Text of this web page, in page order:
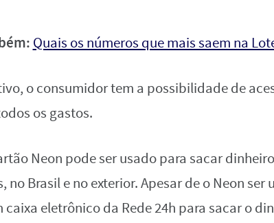
Quais os números que mais saem na
o consumidor tem a possibilidade de
os gastos.
Neon pode ser usado para sacar
no Brasil e no exterior. Apesar de o Neon
eletrônico da Rede 24h para sacar o